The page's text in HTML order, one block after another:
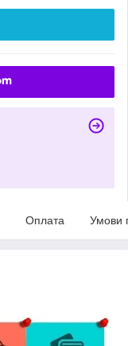
Оплата Умови